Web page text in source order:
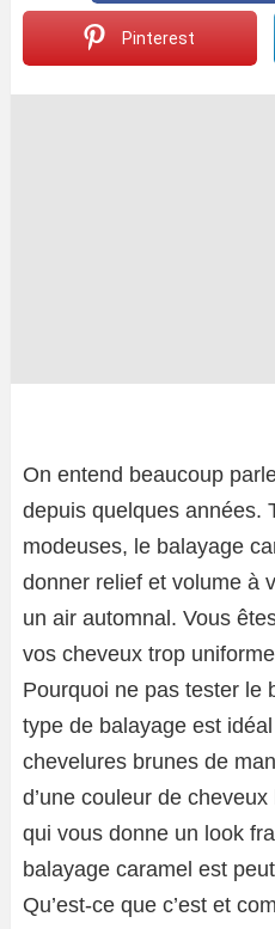
Pinterest
On entend beaucoup
depuis quelques années.
modeuses, le balayage
donner relief et volume à
un air automnal. Vous
vos cheveux trop
Pourquoi ne pas tester le
type de balayage est
chevelures brunes de
d’une couleur de
qui vous donne un look
balayage caramel est
Qu’est-ce que c’est et